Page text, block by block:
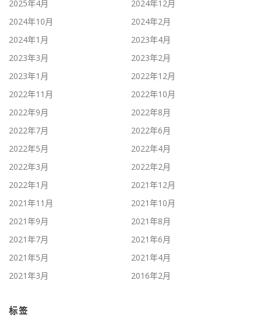
2025年4月
2024年12月
2024年10月
2024年2月
2024年1月
2023年4月
2023年3月
2023年2月
2023年1月
2022年12月
2022年11月
2022年10月
2022年9月
2022年8月
2022年7月
2022年6月
2022年5月
2022年4月
2022年3月
2022年2月
2022年1月
2021年12月
2021年11月
2021年10月
2021年9月
2021年8月
2021年7月
2021年6月
2021年5月
2021年4月
2021年3月
2016年2月
标签